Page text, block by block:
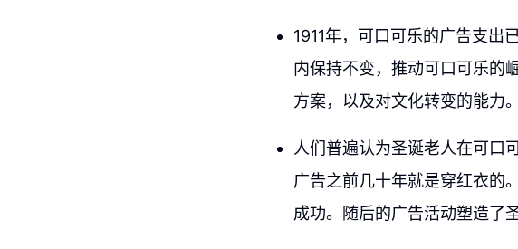
1911年，可口可乐的广告支出
内保持不变，推动可口可乐的
方案，以及对文化转变的能力。
人们普遍认为圣诞老人在可口
广告之前几十年就是穿红衣的
成功。随后的广告活动塑造了